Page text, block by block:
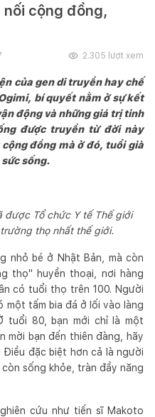
nối cộng đồng,
2.305 lượt xem
của gen di truyền hay chế
bí quyết nằm ở sự kết
động và những giá trị tinh
được truyền từ đời này
đồng mà ở đó, tuổi già
sống.
được Tổ chức Y tế Thế giới
thọ nhất thế giới.
nhỏ bé ở Nhật Bản, mà còn
thọ" huyền thoại, nơi hàng
có tuổi thọ trên 100. Người
một tấm bia đá ở lối vào làng
tuổi 80, bạn mới chỉ là một
mời bạn đến thiên đàng, hãy
Điều đặc biệt hơn cả là người
sống khỏe, tràn đầy năng
cứu như tiến sĩ Makoto